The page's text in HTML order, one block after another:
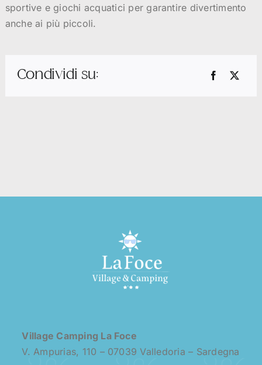
sportive e giochi acquatici per garantire divertimento
anche ai più piccoli.
Condividi su:
Village Camping La Foce
V. Ampurias, 110 – 07039 Valledoria – Sardegna